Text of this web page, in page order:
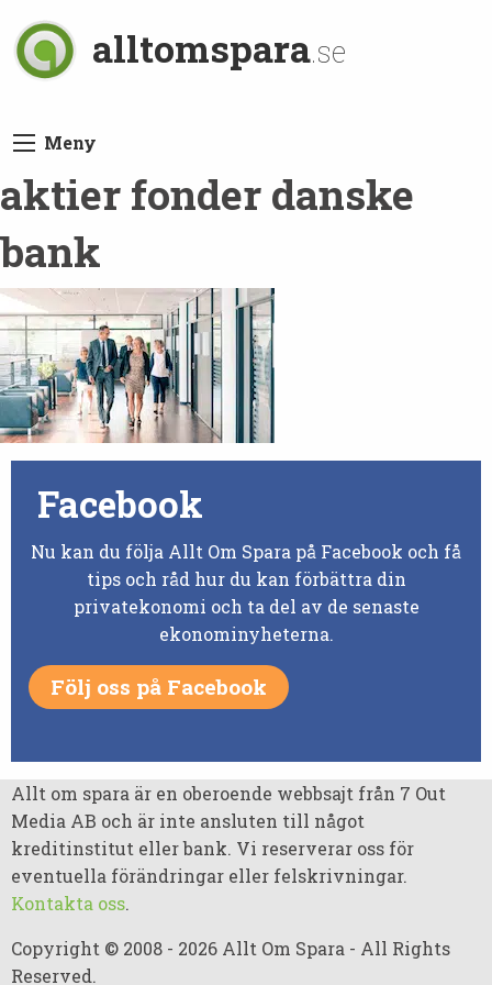
alltomspara.se
Meny
aktier fonder danske
bank
Facebook
Nu kan du följa Allt Om Spara på Facebook och få
tips och råd hur du kan förbättra din
privatekonomi och ta del av de senaste
ekonominyheterna.
Följ oss på Facebook
Allt om spara är en oberoende webbsajt från 7 Out
Media AB och är inte ansluten till något
kreditinstitut eller bank. Vi reserverar oss för
eventuella förändringar eller felskrivningar.
Kontakta oss.
Copyright © 2008 - 2026 Allt Om Spara - All Rights
Reserved.